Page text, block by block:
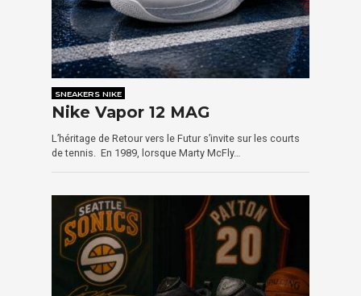
SNEAKERS NIKE
Nike Vapor 12 MAG
L’héritage de Retour vers le Futur s’invite sur les courts
de tennis. En 1989, lorsque Marty McFly…